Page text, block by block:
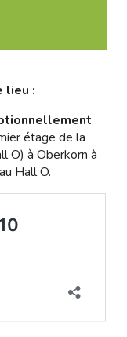
lieu :
étage de la
O) à Oberkorn à
Hall O.